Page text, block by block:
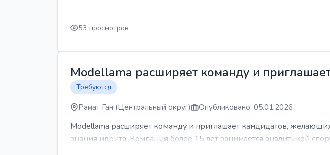
53 просмотров
Modellama расширяет команду и
Требуются
Рамат Ган (Центральный округ) Опубликовано: 05.01.2026
Modellama расширяет команду и приглашает кандидатов,
знания иврита. Компания более 15 лет занимается аналитикой